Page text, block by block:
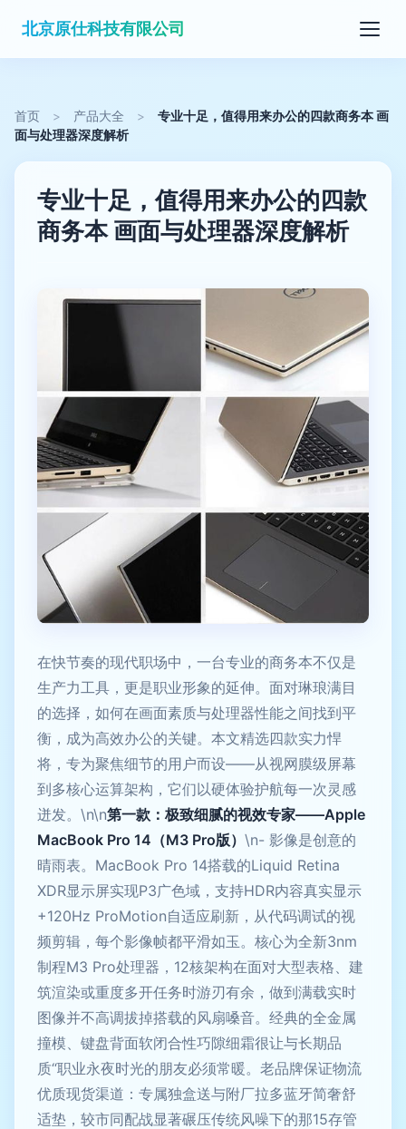
北京原仕科技有限公司
首页 > 产品大全 >
专业十足，值得用来办公的四款商务本 画
面与处理器深度解析
专业十足，值得用来办公的四款
商务本 画面与处理器深度解析
在快节奏的现代职场中，一台专业的商务本不仅是
生产力工具，更是职业形象的延伸。面对琳琅满目
的选择，如何在画面素质与处理器性能之间找到平
衡，成为高效办公的关键。本文精选四款实力悍
将，专为聚焦细节的用户而设——从视网膜级屏幕
到多核心运算架构，它们以硬体验护航每一次灵感
迸发。\n\n第一款：极致细腻的视效专家——Apple
MacBook Pro 14（M3 Pro版） \n- 影像是创意的
晴雨表。MacBook Pro 14搭载的Liquid Retina
XDR显示屏实现P3广色域，支持HDR内容真实显示
+120Hz ProMotion自适应刷新，从代码调试的视
频剪辑，每个影像帧都平滑如玉。核心为全新3nm
制程M3 Pro处理器，12核架构在面对大型表格、建
筑渲染或重度多开任务时游刃有余，做到满载实时
图像并不高调拔掉搭载的风扇嗓音。经典的全金属
撞模、键盘背面软闭合性巧隙细霜很让与长期品
质“职业永夜时光的朋友必须常暖。老品牌保证物流
优质现货渠道：专属独盒送与附厂拉多蓝牙简奢舒
适垫，较市同配战显著碾压传统风噪下的那15存管